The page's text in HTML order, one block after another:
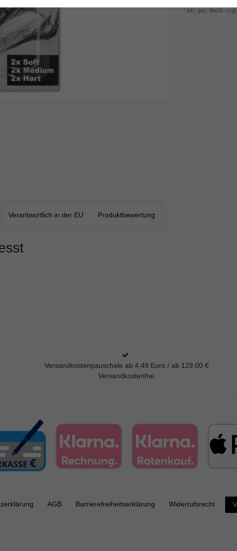
* inkl. ges. MwSt. zzgl.
Verantwortlich in der EU Produktbewertung
Versandkostenpauschale ab 4,49 Euro / ab 129,00 €
Versandkostenfrei
AGB Barrierefreiheitserklärung Widerrufs­recht